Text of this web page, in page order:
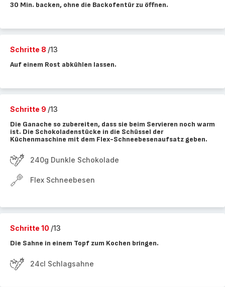
30 Min. backen, ohne die Backofentür zu öffnen.
Schritte 8 /13
Auf einem Rost abkühlen lassen.
Schritte 9 /13
Die Ganache so zubereiten, dass sie beim Servieren noch warm
ist. Die Schokoladenstücke in die Schüssel der
Küchenmaschine mit dem Flex-Schneebesenaufsatz geben.
240g Dunkle Schokolade
Flex Schneebesen
Schritte 10 /13
Die Sahne in einem Topf zum Kochen bringen.
24cl Schlagsahne